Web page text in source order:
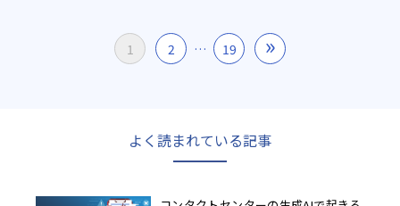
1 2 … 19 »
よく読まれている記事